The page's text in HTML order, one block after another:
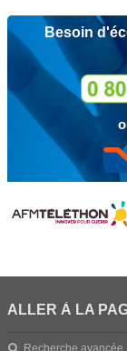
Besoin
ALLER À LA
Recherche avancée